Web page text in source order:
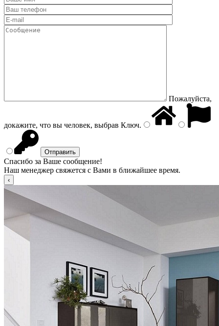
Пожалуйста,
докажите, что вы человек, выбрав Ключ.
Спасибо за Ваше сообщение!
Наш менеджер свяжется с Вами в ближайшее время.